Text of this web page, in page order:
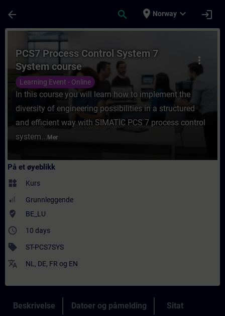
arrow_back search place Norway expand_more login
Kurs - PCS7 Process Control System 7
more_vert
PCS7 Process Control System 7
System course
Learning Event - Online
In this course you will learn how to implement the
diversity of engineering possibilities in a structured
and efficient way with SIMATIC PCS 7 process control
system... Mer
På et øyeblikk
widgets Kurs
Grunnleggende
where_to_vote BE_LU
access_time 10 days
sell ST-PCS7SYS
translate NL , DE, FR og EN
Beskrivelse Datoer og påmelding Sitat